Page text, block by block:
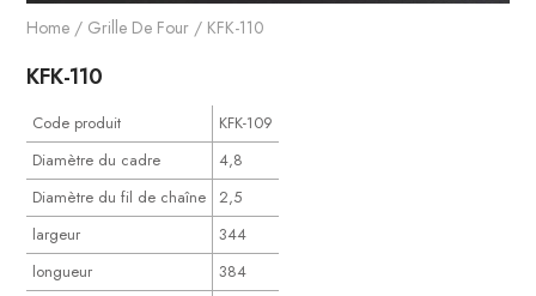
Home / Grille De Four / KFK-110
KFK-110
Code produit
KFK-109
Diamètre du cadre
4,8
Diamètre du fil de chaîne
2,5
largeur
344
longueur
384